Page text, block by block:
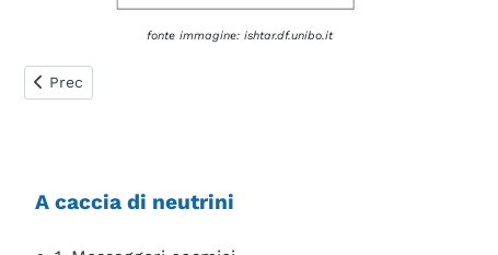
fonte immagine: ishtar.df.unibo.it
Articolo precedente: 6. In galleria, sotto il Gran Sasso
Prec
A caccia di neutrini